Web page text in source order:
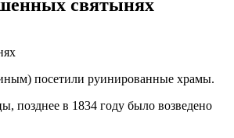
святынях
посетили руинированные храмы.
позднее в 1834 году было возведено